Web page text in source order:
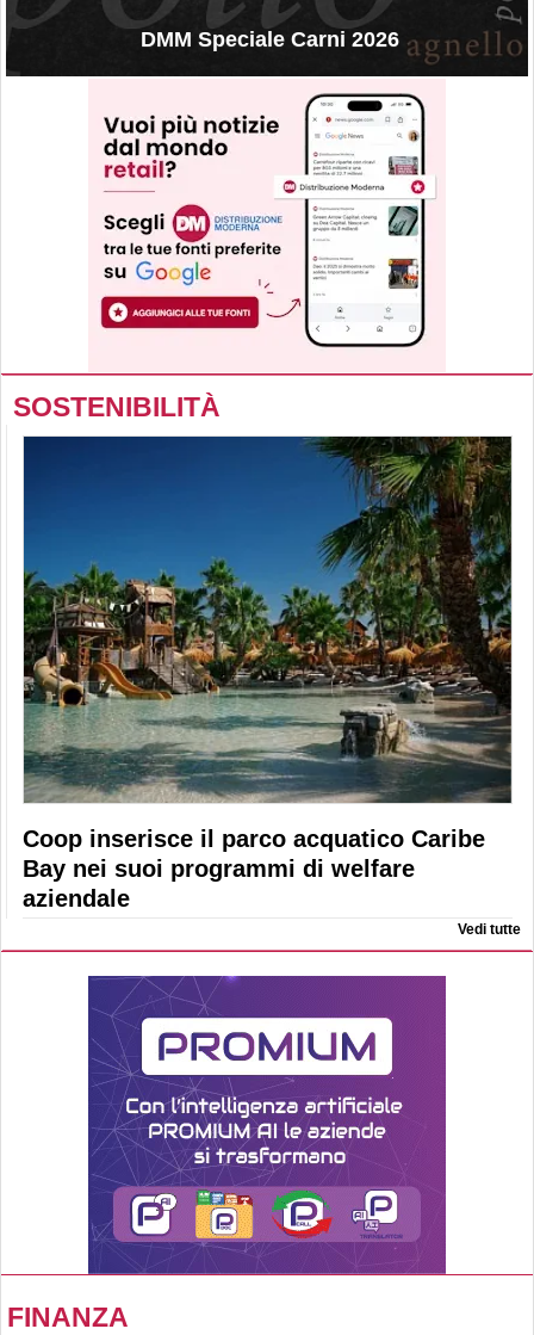
DMM Speciale Carni 2026
SOSTENIBILITÀ
Coop inserisce il parco acquatico Caribe
Bay nei suoi programmi di welfare
aziendale
Vedi tutte
FINANZA